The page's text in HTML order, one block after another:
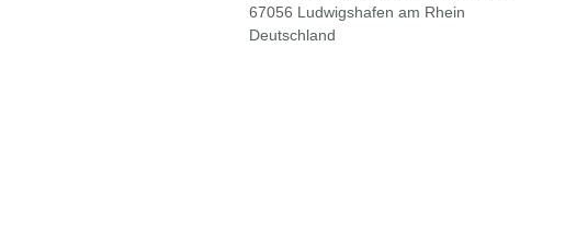
67056 Ludwigshafen am Rhein
Deutschland